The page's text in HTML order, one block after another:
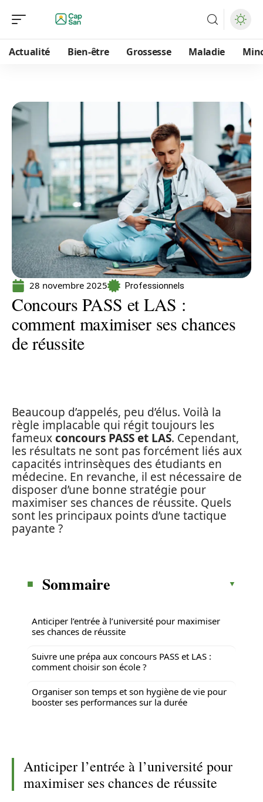
Actualité Bien-être Grossesse Maladie
28 novembre 2025 Professionnels
Concours PASS et LAS :
comment maximiser ses chances
de réussite
Beaucoup d’appelés, peu d’élus. Voilà la
règle implacable qui régit toujours les
fameuxconcours PASS et LAS. Cependant,
les résultats ne sont pas forcément liés aux
capacités intrinsèques des étudiants en
médecine. En revanche, il est nécessaire de
disposer d’une bonne stratégie pour
maximiser ses chances de réussite. Quels
sont les principaux points d’une tactique
payante ?
Sommaire
Anticiper l’entrée à l’université pour maximiser
ses chances de réussite
Suivre une prépa aux concours PASS et LAS :
comment choisir son école ?
Organiser son temps et son hygiène de vie pour
booster ses performances sur la durée
Anticiper l’entrée à l’université pour
maximiser ses chances de réussite